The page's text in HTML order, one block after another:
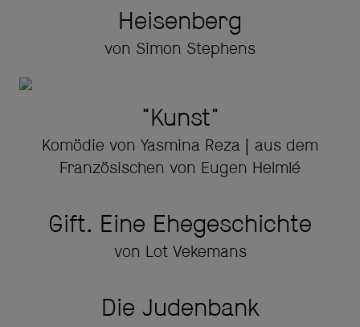
Heisenberg
von Simon Stephens
"Kunst"
Komödie von Yasmina Reza | aus dem
Französischen von Eugen Helmlé
Gift. Eine Ehegeschichte
von Lot Vekemans
Die Judenbank